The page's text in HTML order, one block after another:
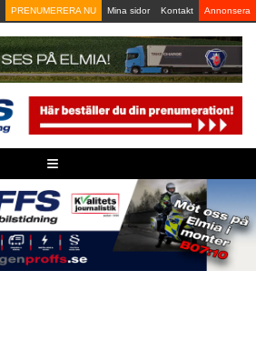
PRENUMERERA NU Mina sidor Kontakt Annonsera
≡